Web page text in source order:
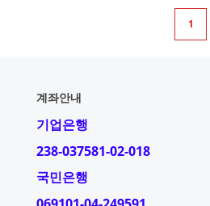
1
계좌안내
기업은행
238-037581-02-018
국민은행